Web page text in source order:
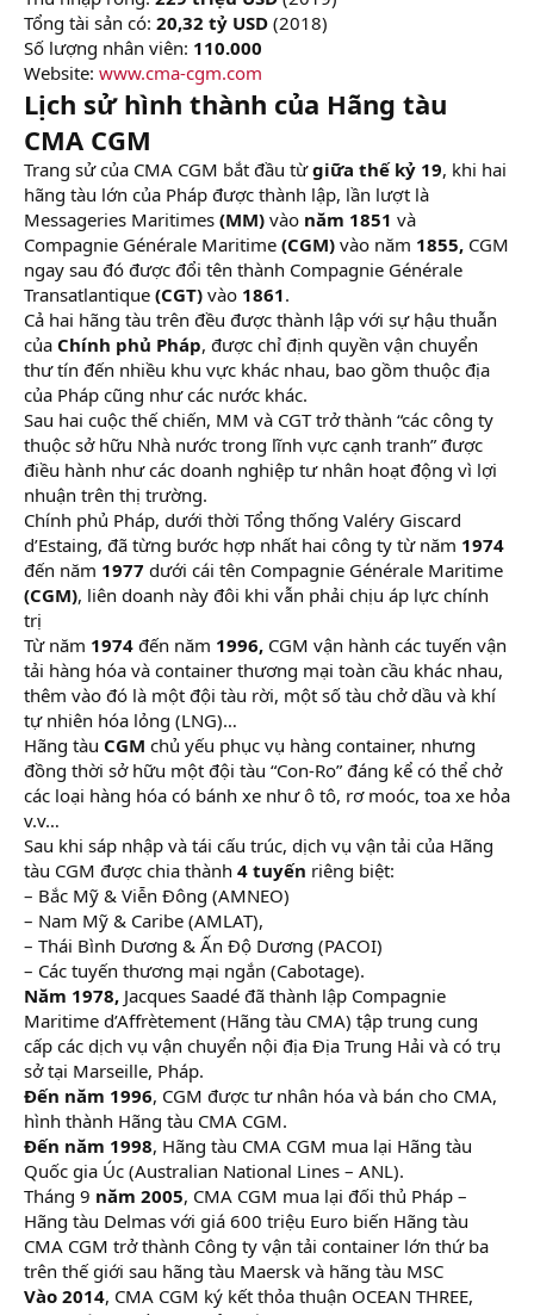
Tổng tài sản có: 20,32 tỷ USD (2018)
Số lượng nhân viên: 110.000
Website: www.cma-cgm.com
Lịch sử hình thành của Hãng tàu
CMA CGM
Trang sử của CMA CGM bắt đầu từgiữa thế kỷ 19, khi hai
hãng tàu lớn của Pháp được thành lập, lần lượt là
Messageries Maritimes (MM) vào năm 1851 và
Compagnie Générale Maritime (CGM) vào năm 1855, CGM
ngay sau đó được đổi tên thành Compagnie Générale
Transatlantique (CGT) vào 1861.
Cả hai hãng tàu trên đều được thành lập với sự hậu thuẫn
của Chính phủ Pháp, được chỉ định quyền vận chuyển
thư tín đến nhiều khu vực khác nhau, bao gồm thuộc địa
của Pháp cũng như các nước khác.
Sau hai cuộc thế chiến, MM và CGT trở thành “các công ty
thuộc sở hữu Nhà nước trong lĩnh vực cạnh tranh” được
điều hành như các doanh nghiệp tư nhân hoạt động vì lợi
nhuận trên thị trường.
Chính phủ Pháp, dưới thời Tổng thống Valéry Giscard
d’Estaing, đã từng bước hợp nhất hai công ty từ năm 1974
đến năm 1977 dưới cái tên Compagnie Générale Maritime
(CGM), liên doanh này đôi khi vẫn phải chịu áp lực chính
trị
Từ năm 1974 đến năm 1996, CGM vận hành các tuyến vận
tải hàng hóa và container thương mại toàn cầu khác nhau,
thêm vào đó là một đội tàu rời, một số tàu chở dầu và khí
tự nhiên hóa lỏng (LNG)…
Hãng tàu CGM chủ yếu phục vụ hàng container, nhưng
đồng thời sở hữu một đội tàu “Con-Ro” đáng kể có thể chở
các loại hàng hóa có bánh xe như ô tô, rơ moóc, toa xe hỏa
v.v…
Sau khi sáp nhập và tái cấu trúc, dịch vụ vận tải của Hãng
tàu CGM được chia thành 4 tuyến riêng biệt:
– Bắc Mỹ & Viễn Đông (AMNEO)
– Nam Mỹ & Caribe (AMLAT),
– Thái Bình Dương & Ấn Độ Dương (PACOI)
– Các tuyến thương mại ngắn (Cabotage).
Năm 1978, Jacques Saadé đã thành lập Compagnie
Maritime d’Affrètement (Hãng tàu CMA) tập trung cung
cấp các dịch vụ vận chuyển nội địa Địa Trung Hải và có trụ
sở tại Marseille, Pháp.
Đến năm 1996, CGM được tư nhân hóa và bán cho CMA,
hình thành Hãng tàu CMA CGM.
Đến năm 1998, Hãng tàu CMA CGM mua lại Hãng tàu
Quốc gia Úc (Australian National Lines – ANL).
Tháng 9 năm 2005, CMA CGM mua lại đối thủ Pháp –
Hãng tàu Delmas với giá 600 triệu Euro biến Hãng tàu
CMA CGM trở thành Công ty vận tải container lớn thứ ba
trên thế giới sau hãng tàu Maersk và hãng tàu MSC
Vào 2014, CMA CGM ký kết thỏa thuận OCEAN THREE,